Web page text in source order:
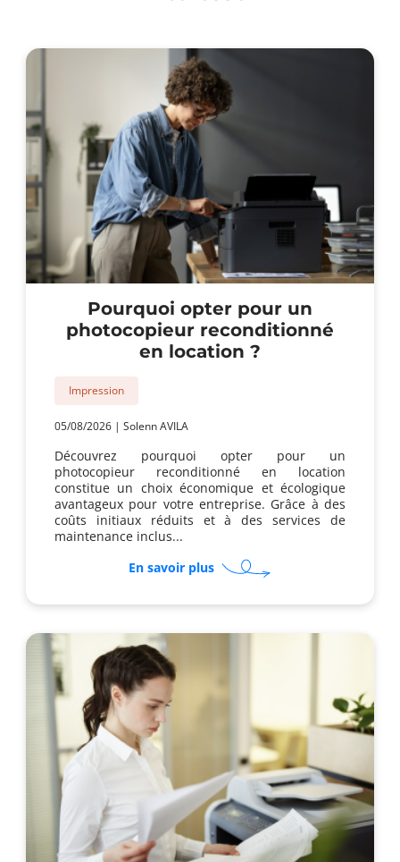
Pourquoi opter pour un
photocopieur reconditionné
en location ?
Impression
05/08/2026 | Solenn AVILA
Découvrez pourquoi opter pour un
photocopieur reconditionné en location
constitue un choix économique et écologique
avantageux pour votre entreprise. Grâce à des
coûts initiaux réduits et à des services de
maintenance inclus...
En savoir plussur
Pourquoi
un